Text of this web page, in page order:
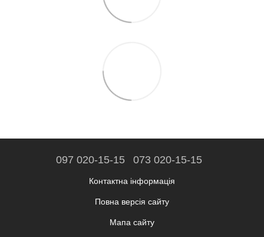
097 020-15-15 073 020-15-15
Контактна інформація
Повна версія сайту
Мапа сайту